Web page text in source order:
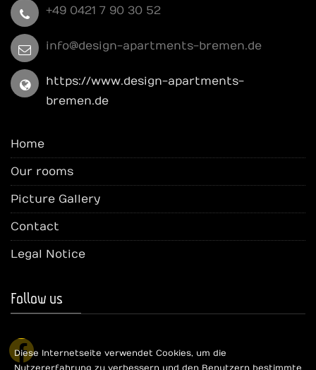
+49 0421 7 90 30 52
info@design-apartments-bremen.de
https://www.design-apartments-
bremen.de
Home
Our rooms
Picture Gallery
Contact
Legal Notice
Follow us
facebook
Diese Internetseite verwendet Cookies, um die
Nutzererfahrung zu verbessern und den Benutzern bestimmte